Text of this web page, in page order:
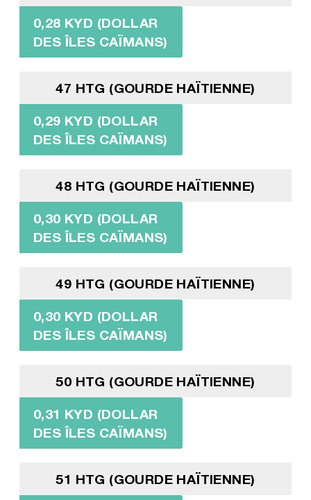
0,28 KYD (DOLLAR
DES ÎLES CAÏMANS)
47 HTG (GOURDE HAÏTIENNE)
0,29 KYD (DOLLAR
DES ÎLES CAÏMANS)
48 HTG (GOURDE HAÏTIENNE)
0,30 KYD (DOLLAR
DES ÎLES CAÏMANS)
49 HTG (GOURDE HAÏTIENNE)
0,30 KYD (DOLLAR
DES ÎLES CAÏMANS)
50 HTG (GOURDE HAÏTIENNE)
0,31 KYD (DOLLAR
DES ÎLES CAÏMANS)
51 HTG (GOURDE HAÏTIENNE)